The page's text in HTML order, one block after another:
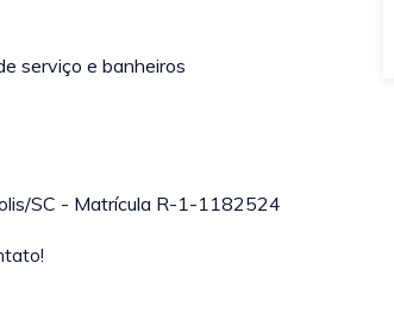
serviço e banheiros
SC - Matrícula R-1-1182524